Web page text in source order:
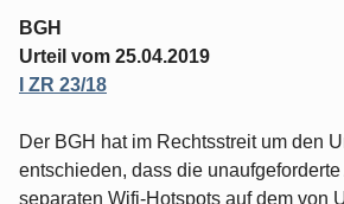
BGH
Urteil vom 25.04.2019
I ZR 23/18
Der BGH hat im Rechtsstreit um den
entschieden, dass die
separaten Wifi-Hotspots auf dem von